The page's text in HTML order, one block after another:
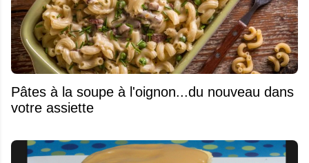
Pâtes à la soupe à l'oignon...du nouveau dans
votre assiette